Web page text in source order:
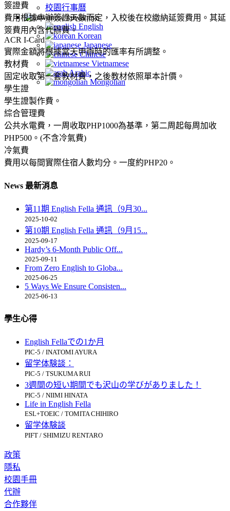
校園行事曆
taiwanese
English
Korean
Japanese
Chinese
Vietnamese
Arabic
Mongolian
簽證費
費用根據申辦簽證天數而定，入校後在校繳納延簽費用。其延
簽費用內含代辦費。
ACR I-Card
實際金額將根據當天申辦時的匯率有所調整。
教材費
固定收取第一套教材費，之後教材依照單本計價。
學生證
學生證製作費。
綜合管理費
公共水電費，一周收取PHP1000為基準，第二周起每周加收
PHP500。(不含冷氣費)
冷氣費
費用以每間實際住宿人數均分。一度約PHP20。
News 最新消息
第11期 English Fella 通訊（9月30...
2025-10-02
第10期 English Fella 通訊（9月15...
2025-09-17
Hardy’s 6-Month Public Off...
2025-09-11
From Zero English to Globa...
2025-06-25
5 Ways We Ensure Consisten...
2025-06-13
學生心得
English Fellaでの1か月
PIC-5 / INATOMI AYURA
留学体験談：
PIC-5 / TSUKUMA RUI
3週間の短い期間でも沢山の学びがありました！
PIC-5 / NIIMI HINATA
Life in English Fella
ESL+TOEIC / TOMITA CHIHIRO
留学体験談
PIFT / SHIMIZU RENTARO
政策
隱私
校園手冊
代辦
合作夥伴